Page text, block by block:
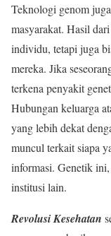
Teknologi genom
masyarakat. Hasil
individu, tetapi juga
mereka. Jika
terkena penyakit
Hubungan keluarga
yang lebih dekat
muncul terkait siapa
informasi. Genetik
institusi lain.
Revolusi Kesehatan